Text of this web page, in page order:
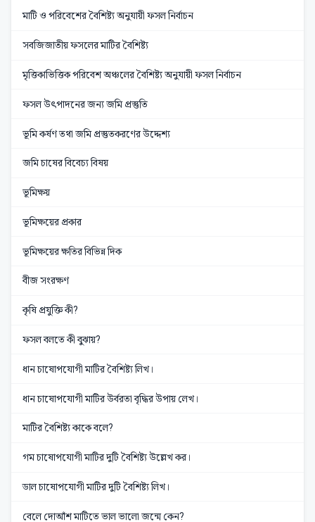
মাটি ও পরিবেশের বৈশিষ্ট্য অনুযায়ী ফসল নির্বাচন
সবজিজাতীয় ফসলের মাটির বৈশিষ্ট্য
মৃত্তিকাভিত্তিক পরিবেশ অঞ্চলের বৈশিষ্ট্য অনুযায়ী ফসল নির্বাচন
ফসল উৎপাদনের জন্য জমি প্রস্তুতি
ভূমি কর্ষণ তথা জমি প্রস্তুতকরণের উদ্দেশ্য
জমি চাষের বিবেচ্য বিষয়
ভূমিক্ষয়
ভূমিক্ষয়ের প্রকার
ভূমিক্ষয়ের ক্ষতির বিভিন্ন দিক
বীজ সংরক্ষণ
কৃষি প্রযুক্তি কী?
ফসল বলতে কী বুঝায়?
ধান চাষোপযোগী মাটির বৈশিষ্ট্য লিখ।
ধান চাষোপযোগী মাটির উর্বরতা বৃদ্ধির উপায় লেখ।
মাটির বৈশিষ্ট্য কাকে বলে?
গম চাষোপযোগী মাটির দুটি বৈশিষ্ট্য উল্লেখ কর।
ডাল চাষোপযোগী মাটির দুটি বৈশিষ্ট্য লিখ।
বেলে দোআঁশ মাটিতে ভাল ভালো জন্মে কেন?